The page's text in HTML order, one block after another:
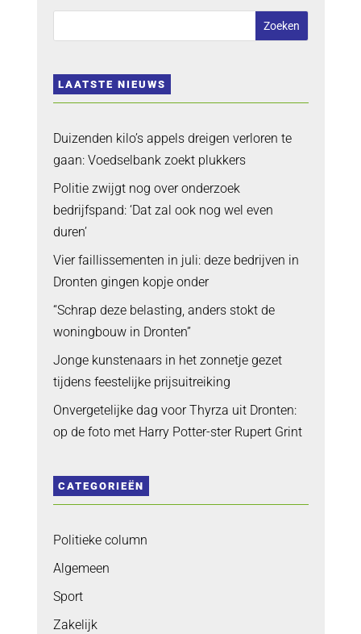
LAATSTE NIEUWS
Duizenden kilo’s appels dreigen verloren te
gaan: Voedselbank zoekt plukkers
Politie zwijgt nog over onderzoek
bedrijfspand: ‘Dat zal ook nog wel even
duren’
Vier faillissementen in juli: deze bedrijven in
Dronten gingen kopje onder
“Schrap deze belasting, anders stokt de
woningbouw in Dronten”
Jonge kunstenaars in het zonnetje gezet
tijdens feestelijke prijsuitreiking
Onvergetelijke dag voor Thyrza uit Dronten:
op de foto met Harry Potter-ster Rupert Grint
CATEGORIEËN
Politieke column
Algemeen
Sport
Zakelijk